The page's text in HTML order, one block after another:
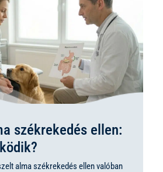
székrekedés ellen:
alma székrekedés ellen valóban